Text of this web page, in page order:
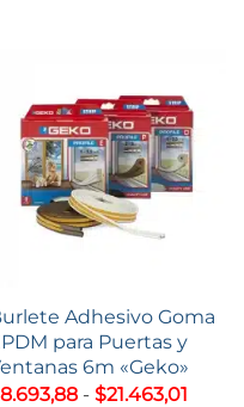
Adhesivo Goma
para Puertas y
6m «Geko»
8.693,88 - $21.463,01